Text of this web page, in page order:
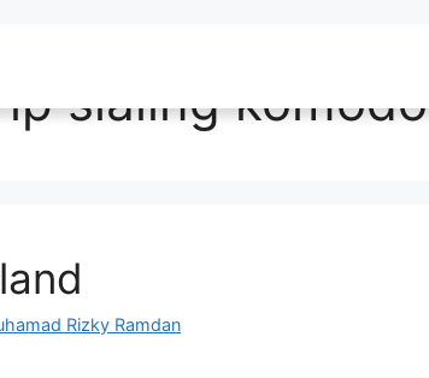
sialing komodo
Rizky Ramdan